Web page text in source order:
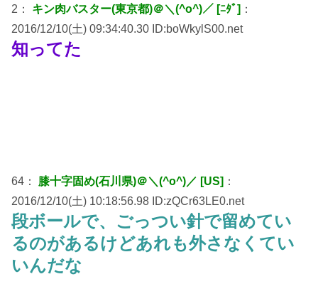
2： キン肉バスター(東京都)＠＼(^o^)／ [ﾆﾀﾞ] ：
2016/12/10(土) 09:34:40.30 ID:boWkylS00.net
知ってた
64： 膝十字固め(石川県)＠＼(^o^)／ [US] ：
2016/12/10(土) 10:18:56.98 ID:zQCr63LE0.net
段ボールで、ごっつい針で留めてい
るのがあるけどあれも外さなくてい
いんだな